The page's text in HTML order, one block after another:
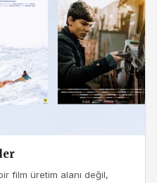
film üretim alanı değil,